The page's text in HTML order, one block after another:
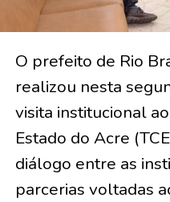
O prefeito de Rio
realizou nesta
visita institucional
Estado do Acre
diálogo entre as
parcerias voltadas